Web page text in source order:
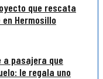
que rescata
Hermosillo
a pasajera que
le regala uno